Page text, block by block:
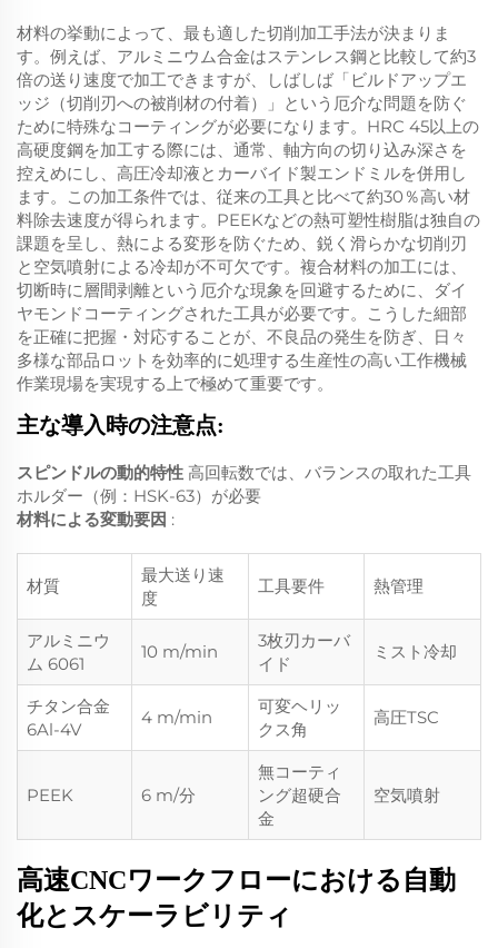
材料の挙動によって、最も適した切削加工手法が決まりま
す。例えば、アルミニウム合金はステンレス鋼と比較して約3
倍の送り速度で加工できますが、しばしば「ビルドアップエ
ッジ（切削刃への被削材の付着）」という厄介な問題を防ぐ
ために特殊なコーティングが必要になります。HRC 45以上の
高硬度鋼を加工する際には、通常、軸方向の切り込み深さを
控えめにし、高圧冷却液とカーバイド製エンドミルを併用し
ます。この加工条件では、従来の工具と比べて約30％高い材
料除去速度が得られます。PEEKなどの熱可塑性樹脂は独自の
課題を呈し、熱による変形を防ぐため、鋭く滑らかな切削刃
と空気噴射による冷却が不可欠です。複合材料の加工には、
切断時に層間剥離という厄介な現象を回避するために、ダイ
ヤモンドコーティングされた工具が必要です。こうした細部
を正確に把握・対応することが、不良品の発生を防ぎ、日々
多様な部品ロットを効率的に処理する生産性の高い工作機械
作業現場を実現する上で極めて重要です。
主な導入時の注意点:
スピンドルの動的特性 高回転数では、バランスの取れた工具
ホルダー（例：HSK-63）が必要
材料による変動要因 :
材質
最大送り速
度
工具要件 熱管理
アルミニウ
ム 6061
10 m/min
3枚刃カーバ
イド
ミスト冷却
チタン合金
6Al-4V
4 m/min
可変ヘリッ
クス角
高圧TSC
PEEK 6 m/分
無コーティ
ング超硬合
金
空気噴射
高速CNCワークフローにおける自動
化とスケーラビリティ